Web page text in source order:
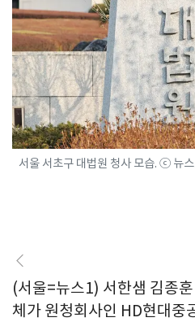
서울 서초구 대법원 청사 모습. ⓒ 뉴
(서울=뉴스1) 서한샘 김종
체가 원청회사인 HD현대중